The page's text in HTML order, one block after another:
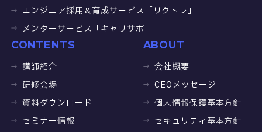
エンジニア採用＆育成サービス「リクトレ」
メンターサービス「キャリサポ」
CONTENTS
講師紹介
研修会場
資料ダウンロード
セミナー情報
ABOUT
会社概要
CEOメッセージ
個人情報保護基本方針
セキュリティ基本方針